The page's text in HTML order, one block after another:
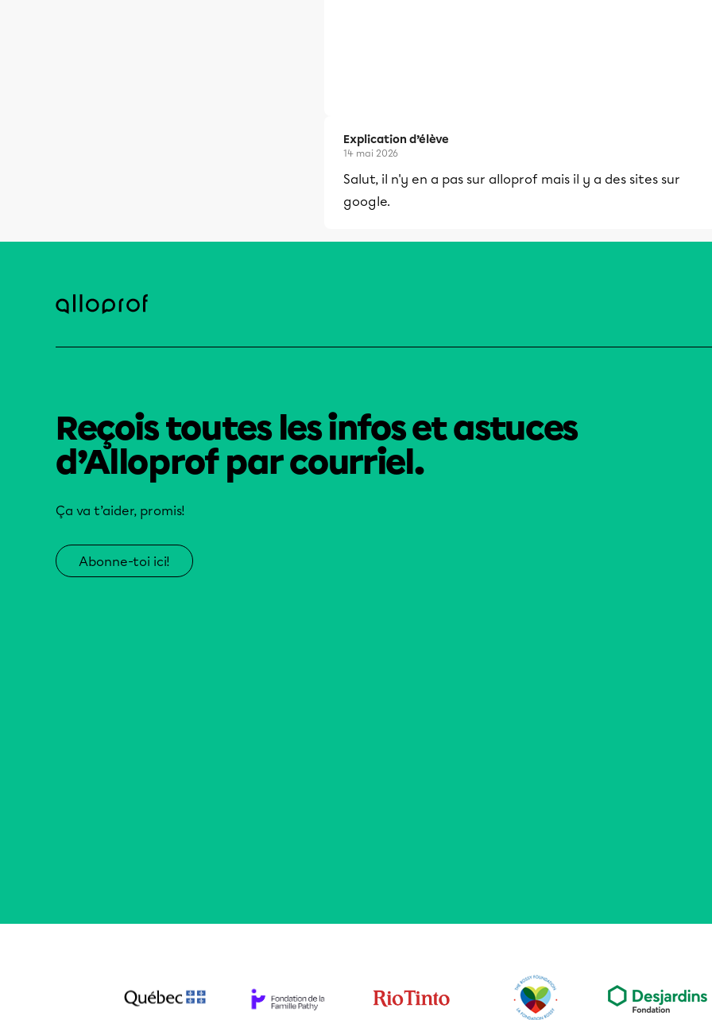
Explication d’élève
14 mai 2026
Salut, il n'y en a pas sur alloprof mais il y a des sites sur
google.
Reçois toutes les infos et astuces
d’Alloprof par courriel.
Ça va t’aider, promis!
Abonne-toi ici!